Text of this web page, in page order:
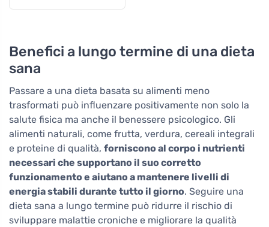
Benefici a lungo termine di una dieta
sana
Passare a una dieta basata su alimenti meno
trasformati può influenzare positivamente non solo la
salute fisica ma anche il benessere psicologico. Gli
alimenti naturali, come frutta, verdura, cereali integrali
e proteine di qualità, forniscono al corpo i nutrienti
necessari che supportano il suo corretto
funzionamento e aiutano a mantenere livelli di
energia stabili durante tutto il giorno. Seguire una
dieta sana a lungo termine può ridurre il rischio di
sviluppare malattie croniche e migliorare la qualità